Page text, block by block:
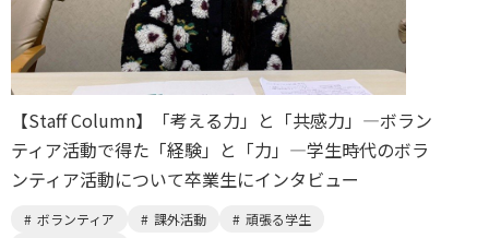
【Staff Column】「考える力」と「共感力」―ボラン
ティア活動で得た「経験」と「力」―学生時代のボラ
ンティア活動について卒業生にインタビュー
ボランティア 課外活動
頑張る学生